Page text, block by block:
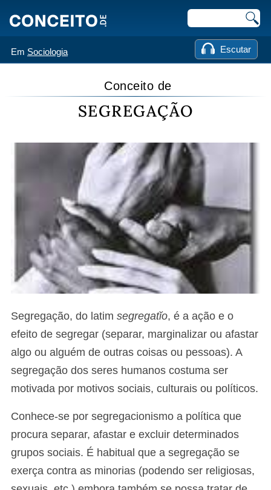
Em Sociologia Escutar
Conceito de
SEGREGAÇÃO
Segregação, do latim segregatĭo, é a ação e o
efeito de segregar (separar, marginalizar ou afastar
algo ou alguém de outras coisas ou pessoas). A
segregação dos seres humanos costuma ser
motivada por motivos sociais, culturais ou políticos.
Conhece-se por segregacionismo a política que
procura separar, afastar e excluir determinados
grupos sociais. É habitual que a segregação se
exerça contra as minorias (podendo ser religiosas,